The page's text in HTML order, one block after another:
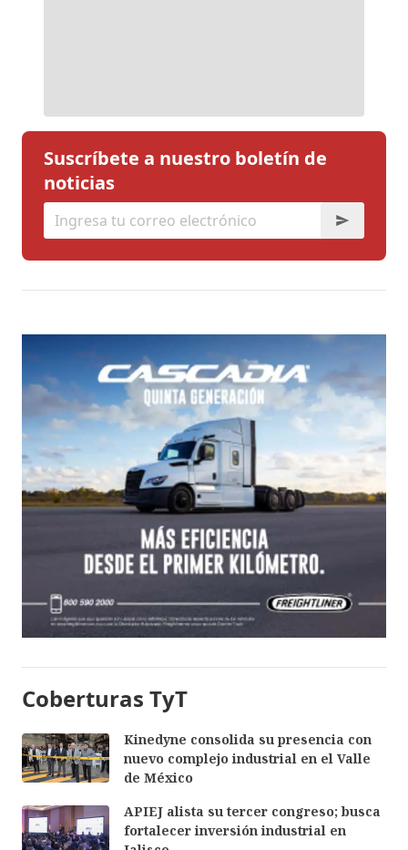
Suscríbete a nuestro boletín de
noticias
Coberturas TyT
Kinedyne consolida su presencia con
nuevo complejo industrial en el Valle
de México
APIEJ alista su tercer congreso; busca
fortalecer inversión industrial en